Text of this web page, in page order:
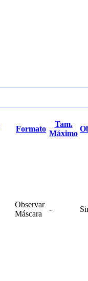
Formato
Tam.
Máximo
Observar
Máscara
-